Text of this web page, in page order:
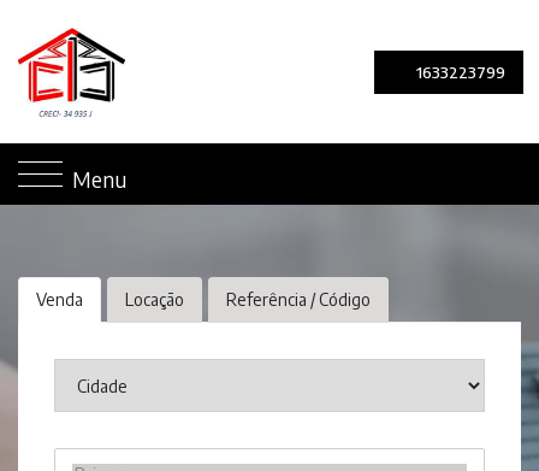
1633223799
Menu
Venda Locação Referência / Código